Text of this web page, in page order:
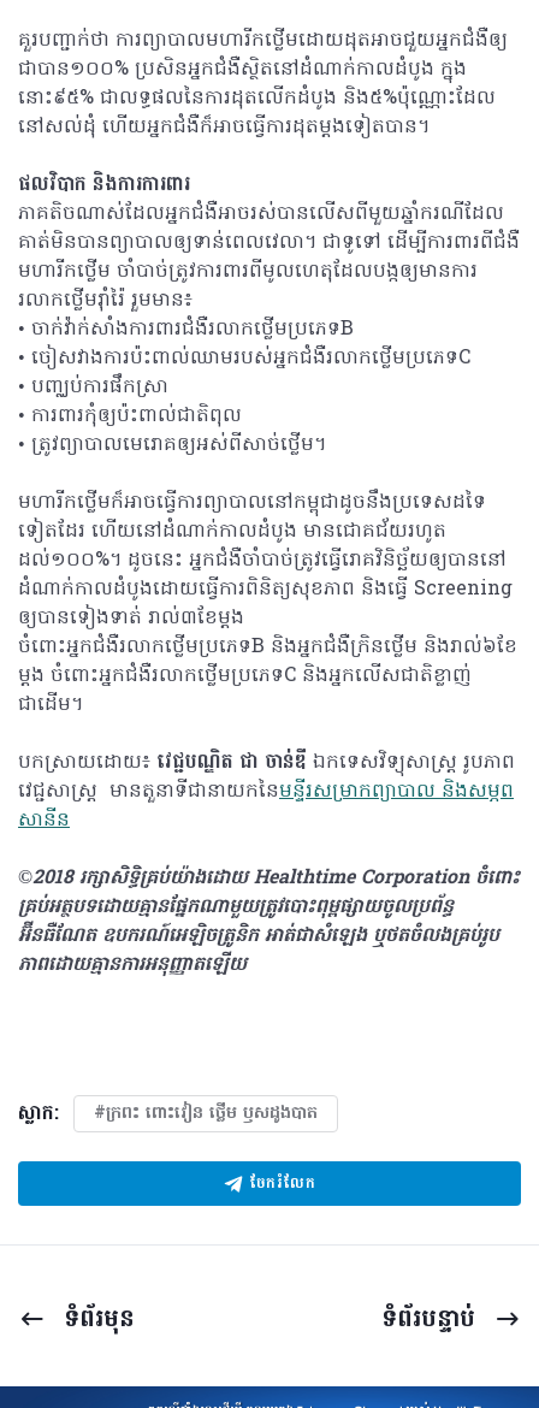
គួរបញ្ជាក់ថា ការព្យាបាលមហារីកថ្លើមដោយដុតអាចជួយអ្នកជំងឺឲ្យ
ជាបាន១០០% ប្រសិនអ្នកជំងឺស្ថិតនៅដំណាក់កាលដំបូង ក្នុង
នោះ៩៥% ជាលទ្ធផលនៃការដុតលើកដំបូង និង៥%ប៉ុណ្ណោះដែល
នៅសល់ដុំ ហើយអ្នកជំងឺក៏អាចធ្វើការដុតម្តងទៀតបាន។
ផលវិបាក និងការការពារ
ភាគតិចណាស់ដែលអ្នកជំងឺអាចរស់បានលើសពីមួយឆ្នាំករណីដែល
គាត់មិនបានព្យាបាលឲ្យទាន់ពេលវេលា។ ជាទូទៅ ដើម្បីការពារពីជំងឺ
មហារីកថ្លើម ចាំបាច់ត្រូវការពារពីមូលហេតុដែលបង្កឲ្យមានការ
រលាកថ្លើមរ៉ាំរ៉ៃ រួមមាន៖
• ចាក់វ៉ាក់សាំងការពារជំងឺរលាកថ្លើមប្រភេទB
• ចៀសវាងការប៉ះពាល់ឈាមរបស់អ្នកជំងឺរលាកថ្លើមប្រភេទC
• បញ្ឈប់ការផឹកស្រា
• ការពារកុំឲ្យប៉ះពាល់ជាតិពុល
• ត្រូវព្យាបាលមេរោគឲ្យអស់ពីសាច់ថ្លើម។
មហារីកថ្លើមក៏អាចធ្វើការព្យាបាលនៅកម្ពុជាដូចនឹងប្រទេសដទៃ
ទៀតដែរ ហើយនៅដំណាក់កាលដំបូង មានជោគជ័យរហូត
ដល់១០០%។ ដូចនេះ អ្នកជំងឺចាំបាច់ត្រូវធ្វើរោគវិនិច្ឆ័យឲ្យបាននៅ
ដំណាក់កាលដំបូងដោយធ្វើការពិនិត្យសុខភាព និងធ្វើ Screening
ឲ្យបានទៀងទាត់ រាល់៣ខែម្តង
ចំពោះអ្នកជំងឺរលាកថ្លើមប្រភេទB និងអ្នកជំងឺក្រិនថ្លើម និងរាល់៦ខែ
ម្តង ចំពោះអ្នកជំងឺរលាកថ្លើមប្រភេទC និងអ្នកលើសជាតិខ្លាញ់
ជាដើម។
បកស្រាយដោយ៖ វេជ្ជបណ្ឌិត ជា ចាន់ឌី ឯកទេសវិទ្យុសាស្រ្ត រូបភាព
វេជ្ជសាស្រ្ត មានតួនាទីជានាយកនៃមន្ទីរសម្រាកព្យាបាល និងសម្ភព
សានីន
©2018 រក្សាសិទ្ធិគ្រប់យ៉ាង​ដោយ Healthtime Corporation ចំពោះ
គ្រប់អត្ថបទដោយគ្មានផ្នែកណាមួយត្រូវបោះពុម្ពផ្សាយចូលប្រព័ន្ធ
អ៊ីនធឺណែត ឧបករណ៍អេឡិចត្រូនិក អាត់ជាសំឡេង ឬថតចំលងគ្រប់រូប
ភាពដោយគ្មានការអនុញ្ញាតឡើយ
ស្លាក: #ក្រពះ​ ពោះវៀន​ ថ្លើម ឫសដូងបាត
ចែករំលែក
ទំព័រ​មុន ទំព័រ​បន្ទាប់